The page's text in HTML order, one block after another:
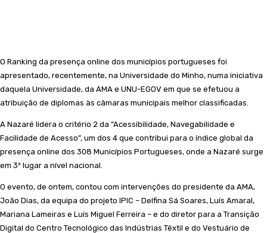
O Ranking da presença online dos municípios portugueses foi
apresentado, recentemente, na Universidade do Minho, numa iniciativa
daquela Universidade, da AMA e UNU-EGOV em que se efetuou a
atribuição de diplomas às câmaras municipais melhor classificadas.
A Nazaré lidera o critério 2 da “Acessibilidade, Navegabilidade e
Facilidade de Acesso”, um dos 4 que contribui para o índice global da
presença online dos 308 Municípios Portugueses, onde a Nazaré surge
em 3º lugar a nível nacional.
O evento, de ontem, contou com intervenções do presidente da AMA,
João Dias, da equipa do projeto IPIC – Delfina Sá Soares, Luís Amaral,
Mariana Lameiras e Luís Miguel Ferreira – e do diretor para a Transição
Digital do Centro Tecnológico das Indústrias Têxtil e do Vestuário de